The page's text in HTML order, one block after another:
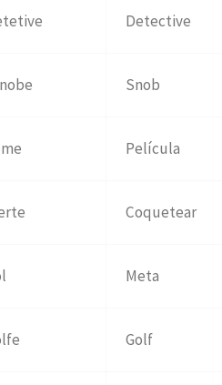
Detective
Snob
Película
Coquetear
Meta
Golf